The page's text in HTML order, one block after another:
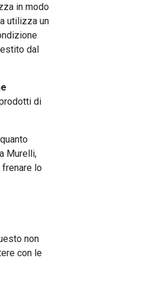
in modo
utilizza un
dal
di
Murelli,
lo
non
con le